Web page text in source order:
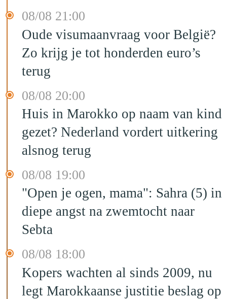
08/08 21:00
Oude visumaanvraag voor België?
Zo krijg je tot honderden euro’s
terug
08/08 20:00
Huis in Marokko op naam van kind
gezet? Nederland vordert uitkering
alsnog terug
08/08 19:00
"Open je ogen, mama": Sahra (5) in
diepe angst na zwemtocht naar
Sebta
08/08 18:00
Kopers wachten al sinds 2009, nu
legt Marokkaanse justitie beslag op